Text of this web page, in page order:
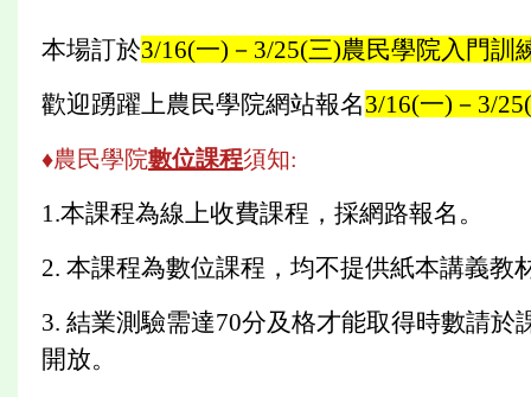
本場訂於3/16(一)－3/25(三)農民學院入門訓
歡迎踴躍上農民學院網站報名3/16(一)－3/
♦農民學院數位課程須知:
1.本課程為線上收費課程，採網路報名。
2. 本課程為數位課程，均不提供紙本講義教
3. 結業測驗需達70分及格才能取得時數請
開放。